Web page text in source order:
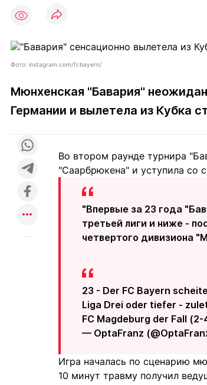
Погода
Рейтинги
Гороскопы
Рецепты
чемпионов
+7 (777) 001 44 99
Реклама
Фото: instagram.com/fcbayern/
Мюнхенская "Бавария"
Германии и вылетела из Кубка
Во втором раунде турнира
"Саарбрюкена" и уступила со
"Впервые за 23 года
третьей лиги и ниже -
четвертого дивизиона
23 - Der FC Bayern
Liga Drei oder tiefer -
FC Magdeburg der Fall (2-
— OptaFranz
Игра началась по сценарию
10 минут травму получил